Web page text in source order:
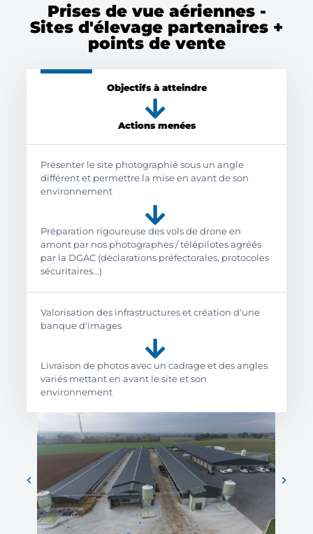
Prises de vue aériennes -
Sites d'élevage partenaires +
points de vente
Objectifs à atteindre
Actions menées
Présenter le site photographié sous un angle
différent et permettre la mise en avant de son
environnement
Préparation rigoureuse des vols de drone en
amont par nos photographes / télépilotes agréés
par la DGAC (déclarations préfectorales, protocoles
sécuritaires...)
Valorisation des infrastructures et création d'une
banque d'images
Livraison de photos avec un cadrage et des angles
variés mettant en avant le site et son
environnement